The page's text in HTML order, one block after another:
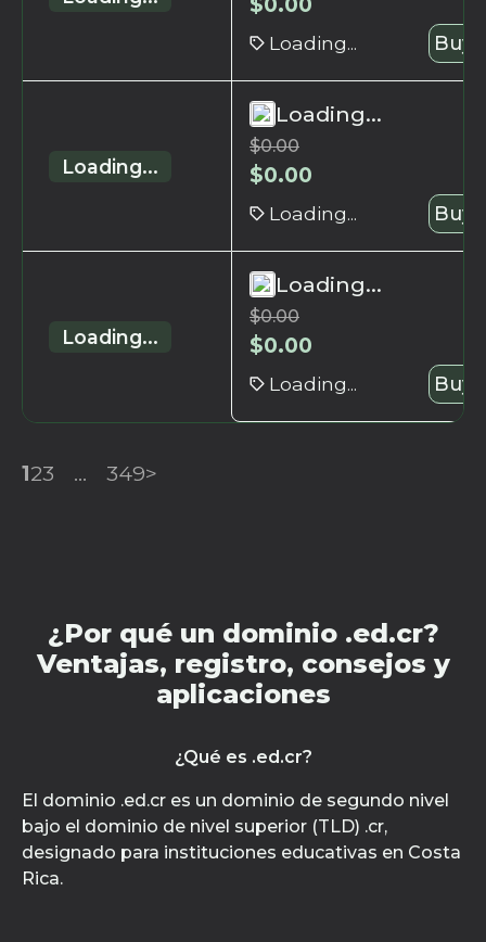
Loading... Buy
Loading...
Loading...
$0.00
$0.00
Loading... Buy
Loading...
Loading...
$0.00
$0.00
Loading... Buy
123 ... 349>
¿Por qué un dominio .ed.cr?
Ventajas, registro, consejos y
aplicaciones
¿Qué es .ed.cr?
El dominio .ed.cr es un dominio de segundo nivel
bajo el dominio de nivel superior (TLD) .cr,
designado para instituciones educativas en Costa
Rica.